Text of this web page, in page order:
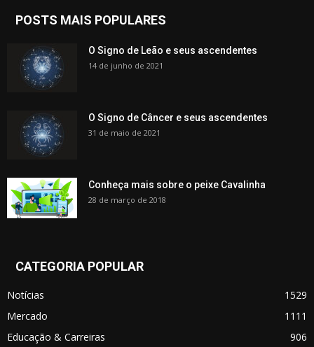
POSTS MAIS POPULARES
O Signo de Leão e seus ascendentes
14 de junho de 2021
O Signo de Câncer e seus ascendentes
31 de maio de 2021
Conheça mais sobre o peixe Cavalinha
28 de março de 2018
CATEGORIA POPULAR
Notícias
1529
Mercado
1111
Educação & Carreiras
906